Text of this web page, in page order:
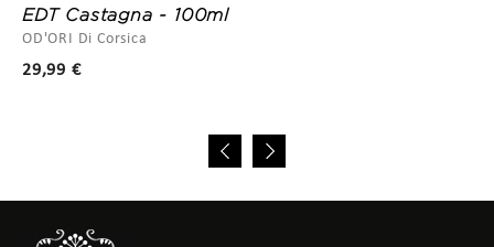
EDT Castagna - 100ml
OD'ORI Di Corsica
29,99 €